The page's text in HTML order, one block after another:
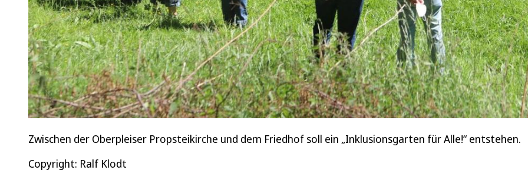
Zwischen der Oberpleiser Propsteikirche und dem Friedhof soll ein „Inklusionsgarten für Alle!“ entstehen.
Copyright: Ralf Klodt